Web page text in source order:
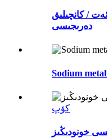
/ كانچىلىق
دەرىجىسى
Sodium
كۆپ
خونودىڭىز